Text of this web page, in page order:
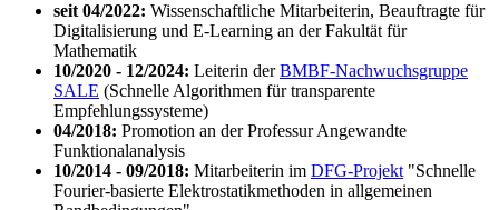
seit 04/2022: Wissenschaftliche Mitarbeiterin, Beauftragte für
Digitalisierung und E-Learning an der Fakultät für
Mathematik
10/2020 - 12/2024: Leiterin derBMBF-Nachwuchsgruppe
SALE (Schnelle Algorithmen für transparente
Empfehlungssysteme)
04/2018: Promotion an der Professur Angewandte
Funktionalanalysis
10/2014 - 09/2018: Mitarbeiterin im DFG-Projekt "Schnelle
Fourier-basierte Elektrostatikmethoden in allgemeinen